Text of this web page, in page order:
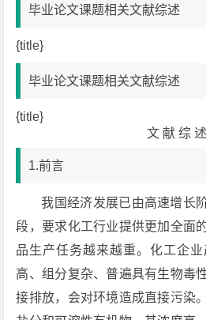
毕业论文课题相关文献综述
{title}
毕业论文课题相关文献综述
{title}
文 献 综 述
1.前言
我国经济发展已由高速增长
段，要求化工行业提供更加全面
品生产任务越来越重。化工企
高、组分复杂、普遍具有生物毒
接排放，会对环境造成直接污染